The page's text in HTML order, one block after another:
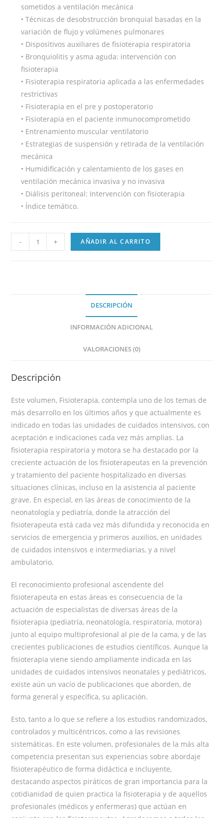
sometidos a ventilación mecánica
• Técnicas de desobstrucción bronquial basadas en la
variación de flujo y volúmenes pulmonares
• Dispositivos auxiliares de fisioterapia respiratoria
• Bronquiolitis y asma aguda: intervención con
fisioterapia
• Fisioterapia respiratoria aplicada a las enfermedades
restrictivas
• Fisioterapia en el pre y postoperatorio
• Fisioterapia en el paciente inmunocomprometido
• Entrenamiento muscular ventilatorio
• Estrategias de suspensión y retirada de la ventilación
mecánica
• Humidificación y calentamiento de los gases en
ventilación mecánica invasiva y no invasiva
• Diálisis peritoneal: Intervención con fisioterapia
• Índice temático.
- + AÑADIR AL CARRITO
DESCRIPCIÓN
INFORMACIÓN ADICIONAL
VALORACIONES (0)
Descripción
Este volumen, Fisioterapia, contempla uno de los temas de
más desarrollo en los últimos años y que actualmente es
indicado en todas las unidades de cuidados intensivos, con
aceptación e indicaciones cada vez más amplias. La
fisioterapia respiratoria y motora se ha destacado por la
creciente actuación de los fisioterapeutas en la prevención
y tratamiento del paciente hospitalizado en diversas
situaciones clínicas, incluso en la asistencia al paciente
grave. En especial, en las áreas de conocimiento de la
neonatología y pediatría, donde la atracción del
fisioterapeuta está cada vez más difundida y reconocida en
servicios de emergencia y primeros auxilios, en unidades
de cuidados intensivos e intermediarias, y a nivel
ambulatorio.
El reconocimiento profesional ascendente del
fisioterapeuta en estas áreas es consecuencia de la
actuación de especialistas de diversas áreas de la
fisioterapia (pediatría, neonatología, respiratoria, motora)
junto al equipo multiprofesional al pie de la cama, y de las
crecientes publicaciones de estudios científicos. Aunque la
fisioterapia viene siendo ampliamente indicada en las
unidades de cuidados intensivos neonatales y pediátricos,
existe aún un vacío de publicaciones que aborden, de
forma general y específica, su aplicación.
Esto, tanto a lo que se refiere a los estudios randomizados,
controlados y multicéntricos, como a las revisiones
sistemáticas. En este volumen, profesionales de la más alta
competencia presentan sus experiencias sobre abordaje
fisioterapéutico de forma didáctica e incluyente,
destacando aspectos piráticos de gran importancia para la
cotidianidad de quien practica la fisioterapia y de aquellos
profesionales (médicos y enfermeras) que actúan en